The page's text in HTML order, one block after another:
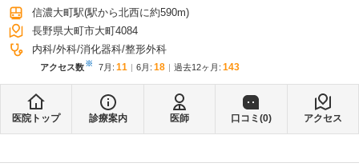
信濃大町駅(駅から北西に約590m)
長野県大町市大町4084
内科 外科 消化器科 整形外科
アクセス数※ 7月 : 11 6月 : 18 過去12ヶ月: 143
医院トップ 診療案内 医師 口コミ(0) アクセス